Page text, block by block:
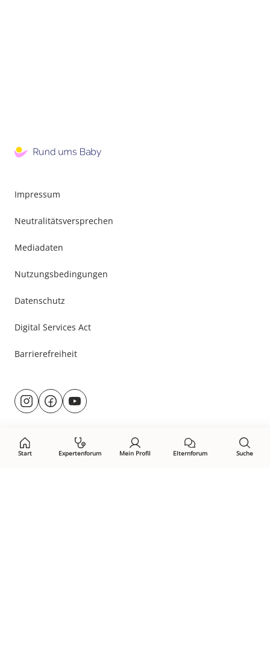
Start Expertenforum Mein Profil Elternforum Suche
Impressum
Neutralitätsversprechen
Mediadaten
Nutzungsbedingungen
Datenschutz
Digital Services Act
Barrierefreiheit
Besuche
uns@rund.ums.baby
facebook.com/rundumsbaby.de
youtube.com/@rundumsbaby_